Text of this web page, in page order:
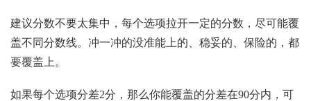
建议分数不要太集中，每个选项拉开一定的分数，尽可能覆
盖不同分数线。冲一冲的没准能上的、稳妥的、保险的，都
要覆盖上。
如果每个选项分差2分，那么你能覆盖的分差在90分内，可